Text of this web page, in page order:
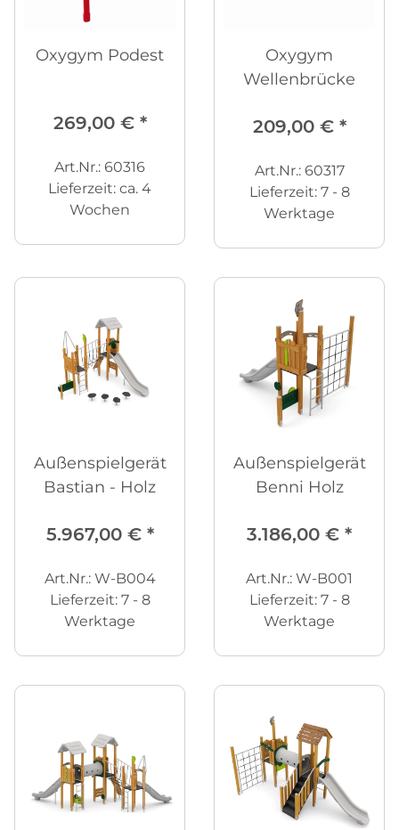
Oxygym Podest
269,00 € *
Art.Nr.: 60316
Lieferzeit: ca. 4
Wochen
Oxygym
Wellenbrücke
209,00 € *
Art.Nr.: 60317
Lieferzeit: 7 - 8
Werktage
Außenspielgerät
Bastian - Holz
5.967,00 € *
Art.Nr.: W-B004
Lieferzeit: 7 - 8
Werktage
Außenspielgerät
Benni Holz
3.186,00 € *
Art.Nr.: W-B001
Lieferzeit: 7 - 8
Werktage